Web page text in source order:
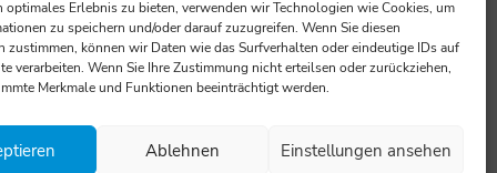
optimales Erlebnis zu bieten, verwenden wir Technologien wie Cookies, um
zu speichern und/oder darauf zuzugreifen. Wenn Sie diesen
zustimmen, können wir Daten wie das Surfverhalten oder eindeutige IDs auf
verarbeiten. Wenn Sie Ihre Zustimmung nicht erteilsen oder zurückziehen,
Merkmale und Funktionen beeinträchtigt werden.
Ablehnen Einstellungen ansehen